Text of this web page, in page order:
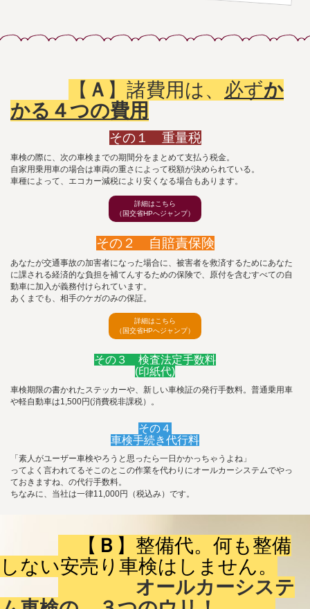
【 Ａ 】諸費用は、 必ずか
かる４つの費用
その１ 重量税
車検の際に、次の車検までの期間分をまとめて支払う税金。
自家用乗用車の場合は車両の重さによって税額が決められている。
車種によって、エコカー減税により安くなる場合もあります。
詳細はこちら
（国交省HPへジャンプ）
その２ 自賠責保険
あなたが交通事故の加害者になった場合に、被害者を救済するためにあなた
に課される経済的な負担を補てんするための保険で、原付を含むすべての自
動車に加入が義務付けられています。
あくまでも、相手のケガのみの保証。
詳細はこちら
（国交省HPへジャンプ）
その３ 検査法定手数料
(印紙代)
車検期限の書かれたステッカーや、新しい車検証の発行手数料。普通乗用車
や軽自動車は1,500円(消費税非課税）。
その４
車検手続き代行料
「素人がユーザー車検やろうと思ったら一日かかっちゃうよね」
ってよく言われてるそこのとこの作業を代わりにオールカーシステムでやっ
ておきますね、の代行手数料。
ちなみに、当社は一律11,000円（税込み）です。
【 Ｂ 】整備代。何も整備
しない安売り車検はしません。
オールカーシステ